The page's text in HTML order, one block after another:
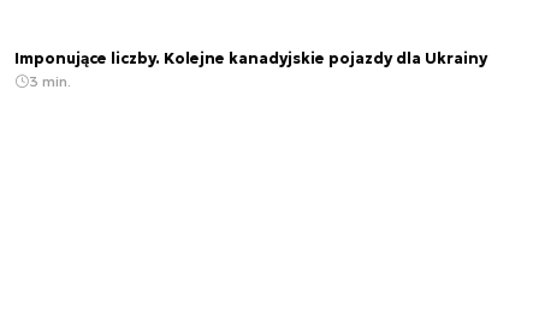
Imponujące liczby. Kolejne kanadyjskie pojazdy dla Ukrainy
3 min.